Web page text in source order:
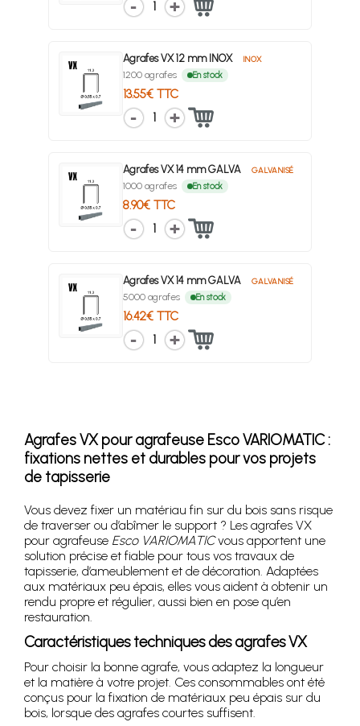
1
Agrafes VX 12 mm INOX INOX
1200 agrafes En stock
13.55€ TTC
1
Agrafes VX 14 mm GALVA GALVANISÉ
1000 agrafes En stock
8.90€ TTC
1
Agrafes VX 14 mm GALVA GALVANISÉ
5000 agrafes En stock
16.42€ TTC
1
Agrafes VX pour agrafeuse Esco VARIOMATIC :
fixations nettes et durables pour vos projets
de tapisserie
Vous devez fixer un matériau fin sur du bois sans risque
de traverser ou d’abîmer le support ? Les agrafes VX
pour agrafeuse Esco VARIOMATICvous apportent une
solution précise et fiable pour tous vos travaux de
tapisserie, d’ameublement et de décoration. Adaptées
aux matériaux peu épais, elles vous aident à obtenir un
rendu propre et régulier, aussi bien en pose qu’en
restauration.
Caractéristiques techniques des agrafes VX
Pour choisir la bonne agrafe, vous adaptez la longueur
et la matière à votre projet. Ces consommables ont été
conçus pour la fixation de matériaux peu épais sur du
bois, lorsque des agrafes courtes suffisent.